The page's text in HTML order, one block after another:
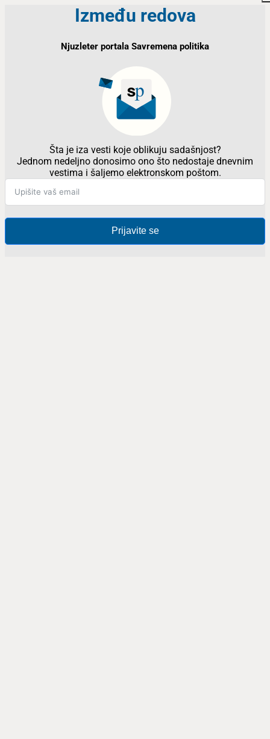
Između redova
Njuzleter portala Savremena politika
Šta je iza vesti koje oblikuju sadašnjost?
Jednom nedeljno donosimo ono što nedostaje dnevnim
vestima i šaljemo elektronskom poštom.
Prijavite se